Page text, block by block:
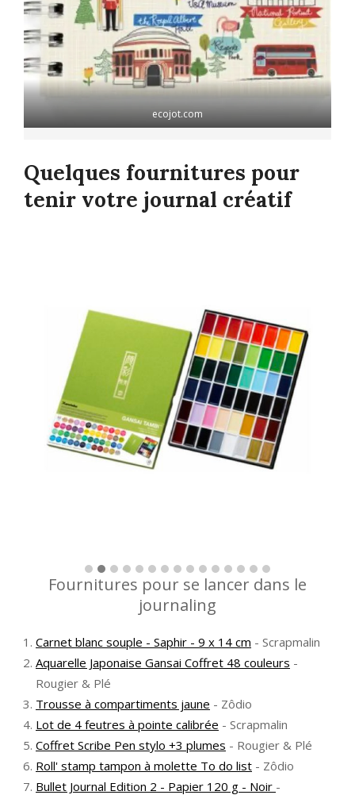
ecojot.com
Quelques fournitures pour
tenir votre journal créatif
Fournitures pour se lancer dans le
journaling
Carnet blanc souple - Saphir - 9 x 14 cm - Scrapmalin
Aquarelle Japonaise Gansai Coffret 48 couleurs -
Rougier & Plé
Trousse à compartiments jaune - Zôdio
Lot de 4 feutres à pointe calibrée - Scrapmalin
Coffret Scribe Pen stylo +3 plumes - Rougier & Plé
Roll' stamp tampon à molette To do list - Zôdio
Bullet Journal Edition 2 - Papier 120 g - Noir -